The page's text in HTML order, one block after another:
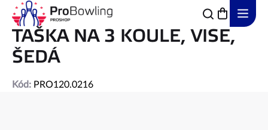
Přejít
obsah
TAŠKA NA 3 KOULE, VISE,
ŠEDÁ
Kód: PRO120.0216